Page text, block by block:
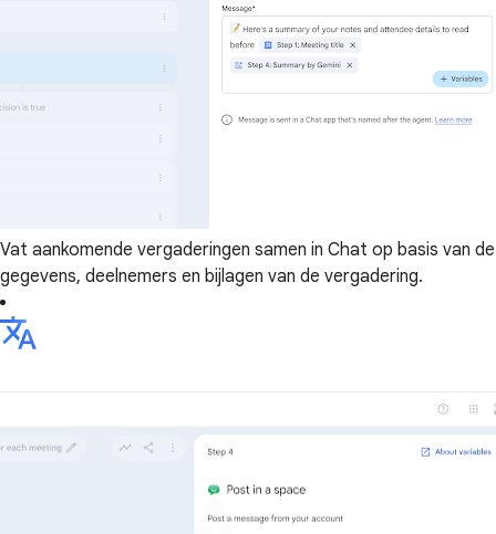
Vat aankomende vergaderingen samen in Chat op basis van de
gegevens, deelnemers en bijlagen van de vergadering.